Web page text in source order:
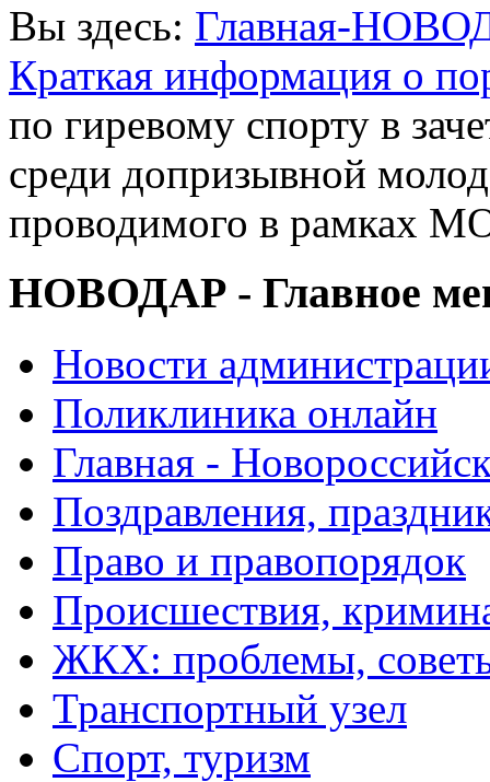
Вы здесь: Главная-
Краткая информация о
по гиревому спорту в
среди допризывной
проводимого в рамках
НОВОДАР - Главное
Новости
Поликлиника онлайн
Главная -
Поздравления,
Право и правопорядок
Происшествия,
ЖКХ: проблемы,
Транспортный узел
Спорт, туризм